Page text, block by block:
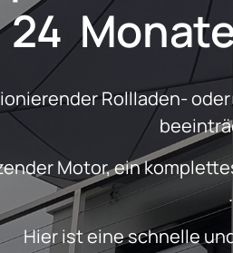
24
Rollladen-
.
Hier ist eine schnelle